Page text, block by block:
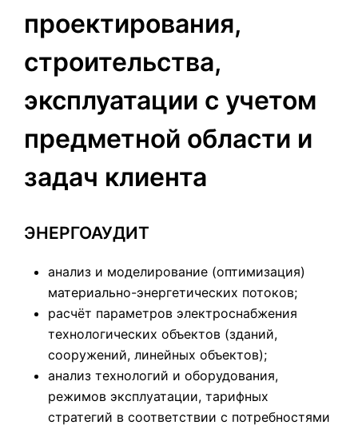
проектирования,
строительства,
эксплуатации с учетом
предметной области и
задач клиента
ЭНЕРГОАУДИТ
анализ и моделирование (оптимизация)
материально-энергетических потоков;
расчёт параметров электроснабжения
технологических объектов (зданий,
сооружений, линейных объектов);
анализ технологий и оборудования,
режимов эксплуатации, тарифных
стратегий в соответствии с потребностями